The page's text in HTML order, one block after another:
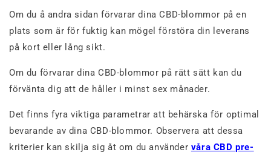
Om du å andra sidan förvarar dina CBD-blommor på en
plats som är för fuktig kan mögel förstöra din leverans
på kort eller lång sikt.
Om du förvarar dina CBD-blommor på rätt sätt kan du
förvänta dig att de håller i minst sex månader.
Det finns fyra viktiga parametrar att behärska för optimal
bevarande av dina CBD-blommor. Observera att dessa
kriterier kan skilja sig åt om du använder våra CBD pre-